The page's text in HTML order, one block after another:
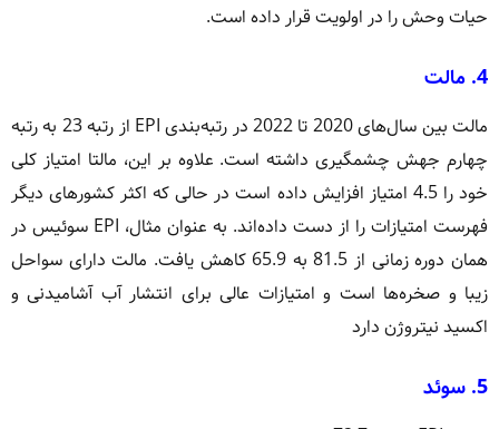
حیات وحش را در اولویت قرار داده است.
4. مالت
مالت بین سال‌های 2020 تا 2022 در رتبه‌بندی EPI از رتبه 23 به رتبه
چهارم جهش چشمگیری داشته است. علاوه بر این، مالتا امتیاز کلی
خود را 4.5 امتیاز افزایش داده است در حالی که اکثر کشورهای دیگر
فهرست امتیازات را از دست داده‌اند. به عنوان مثال، EPI سوئیس در
همان دوره زمانی از 81.5 به 65.9 کاهش یافت. مالت دارای سواحل
زیبا و صخره‌ها است و امتیازات عالی برای انتشار آب آشامیدنی و
اکسید نیتروژن دارد
5. سوئد